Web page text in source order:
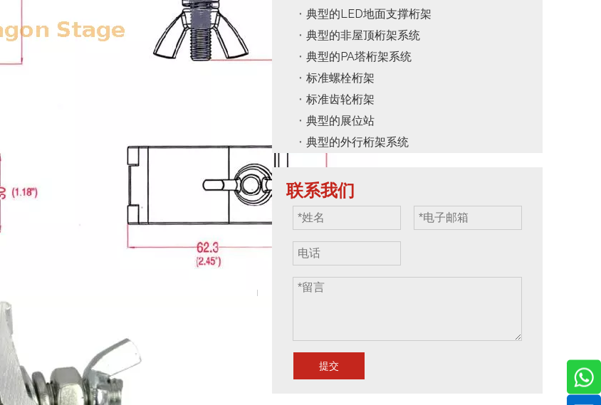
典型的LED地面支撑桁架
典型的非屋顶桁架系统
典型的PA塔桁架系统
标准螺栓桁架
标准齿轮桁架
典型的展位站
典型的外行桁架系统
联系我们
提交